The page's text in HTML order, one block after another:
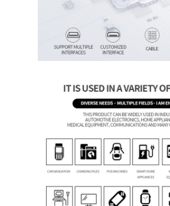
Over ons
Fabriekstocht
Kwaliteitscontrole
Neem contact met ons op
Gevallen
Offerte Aanvragen